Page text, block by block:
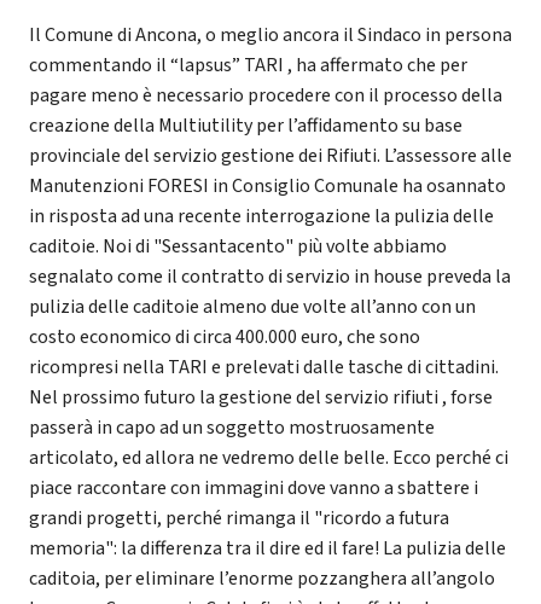
Il Comune di Ancona, o meglio ancora il Sindaco in persona
commentando il “lapsus” TARI , ha affermato che per
pagare meno è necessario procedere con il processo della
creazione della Multiutility per l’affidamento su base
provinciale del servizio gestione dei Rifiuti. L’assessore alle
Manutenzioni FORESI in Consiglio Comunale ha osannato
in risposta ad una recente interrogazione la pulizia delle
caditoie. Noi di "Sessantacento" più volte abbiamo
segnalato come il contratto di servizio in house preveda la
pulizia delle caditoie almeno due volte all’anno con un
costo economico di circa 400.000 euro, che sono
ricompresi nella TARI e prelevati dalle tasche di cittadini.
Nel prossimo futuro la gestione del servizio rifiuti , forse
passerà in capo ad un soggetto mostruosamente
articolato, ed allora ne vedremo delle belle. Ecco perché ci
piace raccontare con immagini dove vanno a sbattere i
grandi progetti, perché rimanga il "ricordo a futura
memoria": la differenza tra il dire ed il fare! La pulizia delle
caditoia, per eliminare l’enorme pozzanghera all’angolo